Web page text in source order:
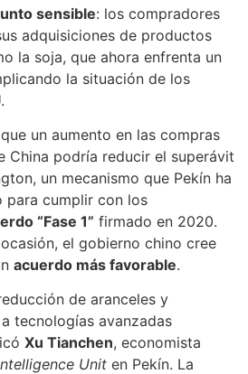
sensible: los compradores
adquisiciones de productos
la soja, que ahora enfrenta un
la situación de los
un aumento en las compras
China podría reducir el superávit
un mecanismo que Pekín ha
para cumplir con los
“Fase 1” firmado en 2020.
el gobierno chino cree
acuerdo más favorable.
de aranceles y
tecnologías avanzadas
Xu Tianchen, economista
Unit en Pekín. La